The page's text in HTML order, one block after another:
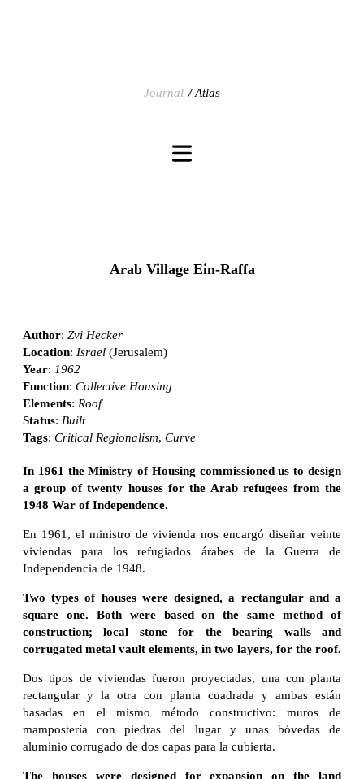
Journal Atlas
Arab Village Ein-Raffa
Author: Zvi Hecker
Location: Israel (Jerusalem)
Year: 1962
Function: Collective Housing
Elements: Roof
Status: Built
Tags: Critical Regionalism, Curve
In 1961 the Ministry of Housing commissioned us to design
a group of twenty houses for the Arab refugees from the
1948 War of Independence.
En 1961, el ministro de vivienda nos encargó diseñar veinte
viviendas para los refugiados árabes de la Guerra de
Independencia de 1948.
Two types of houses were designed, a rectangular and a
square one. Both were based on the same method of
construction; local stone for the bearing walls and
corrugated metal vault elements, in two layers, for the roof.
Dos tipos de viviendas fueron proyectadas, una con planta
rectangular y la otra con planta cuadrada y ambas están
basadas en el mismo método constructivo: muros de
mampostería con piedras del lugar y unas bóvedas de
aluminio corrugado de dos capas para la cubierta.
The houses were designed for expansion on the land